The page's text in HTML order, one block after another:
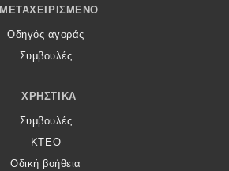
ΜΕΤΑΧΕΙΡΙΣΜΈΝΟ
Οδηγός αγοράς
Συμβουλές
ΧΡΗΣΤΙΚΆ
Συμβουλές
ΚΤΕΟ
Οδική βοήθεια